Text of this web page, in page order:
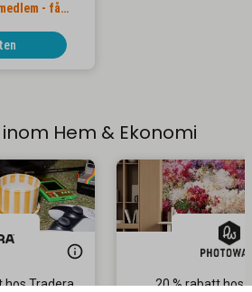
- få
Hem & Ekonomi
hos Tradera
20 % rabatt hos